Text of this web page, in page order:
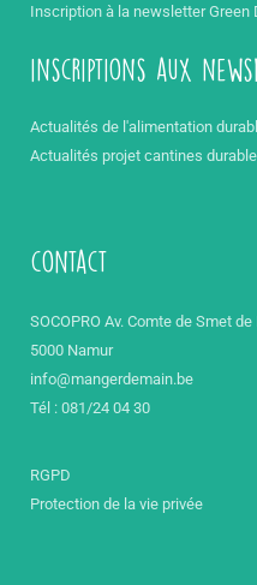
Inscription à la newsletter Green
inscriptions aux
Actualités de l'alimentation
Actualités projet cantines
contact
SOCOPRO Av. Comte de Smet
5000 Namur
info@mangerdemain.be
Tél : 081/24 04 30
RGPD
Protection de la vie privée